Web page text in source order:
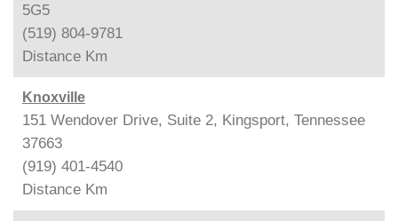
5G5
(519) 804-9781
Distance Km
Knoxville
151 Wendover Drive, Suite 2, Kingsport, Tennessee
37663
(919) 401-4540
Distance Km